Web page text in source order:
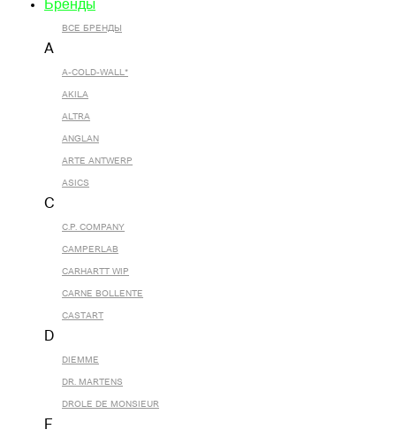
Бренды
ВСЕ БРЕНДЫ
A
A-COLD-WALL*
AKILA
ALTRA
ANGLAN
ARTE ANTWERP
ASICS
C
C.P. COMPANY
CAMPERLAB
CARHARTT WIP
CARNE BOLLENTE
CASTART
D
DIEMME
DR. MARTENS
DROLE DE MONSIEUR
F